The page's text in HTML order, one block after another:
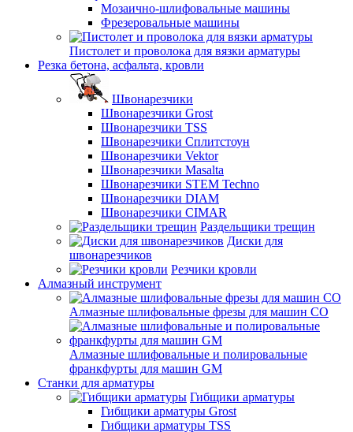
Мозаично-шлифовальные машины
Фрезеровальные машины
Пистолет и проволока для вязки арматуры
Резка бетона, асфальта, кровли
Швонарезчики
Швонарезчики Grost
Швонарезчики TSS
Швонарезчики Сплитстоун
Швонарезчики Vektor
Швонарезчики Masalta
Швонарезчики STEM Techno
Швонарезчики DIAM
Швонарезчики CIMAR
Раздельщики трещин
Диски для
швонарезчиков
Резчики кровли
Алмазный инструмент
Алмазные шлифовальные фрезы для машин СО
Алмазные шлифовальные и полировальные
франкфурты для машин GM
Станки для арматуры
Гибщики арматуры
Гибщики арматуры Grost
Гибщики арматуры TSS